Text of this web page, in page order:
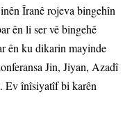
Îranê rojeva bingehîn
ên li ser vê bingehê
ên ku dikarin mayinde
Jin, Jiyan, Azadî
Ev înîsiyatîf bi karên